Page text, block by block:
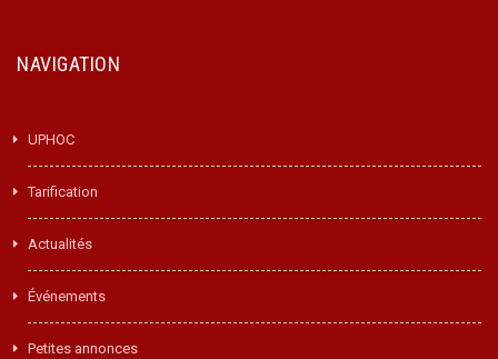
NAVIGATION
UPHOC
Tarification
Actualités
Événements
Petites annonces